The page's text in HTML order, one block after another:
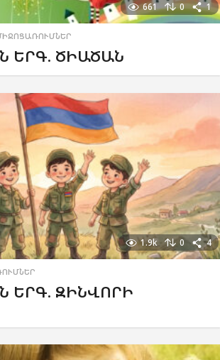
661 0 1
ԵՐԳ. ԾԻԱԾԱՆ
1.9k 0 4
ԵՐԳ. ԶԻՆՎՈՐԻ